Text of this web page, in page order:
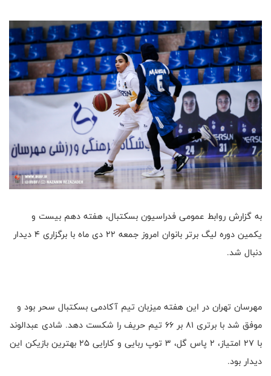
به گزارش روابط عمومی فدراسیون بسکتبال، هفته دهم بیست و
یکمین دوره لیگ برتر بانوان امروز جمعه ۲۲ دی ماه با برگزاری ۴ دیدار
دنبال شد.
مهرسان تهران در این هفته میزبان تیم آکادمی بسکتبال سحر بود و
موفق شد با برتری ۸۱ بر ۶۶ تیم حریف را شکست دهد. شادی عبدالوند
با ۲۷ امتیاز، ۲ پاس گل، ۳ توپ ربایی و کارایی ۲۵ بهترین بازیکن این
دیدار بود.